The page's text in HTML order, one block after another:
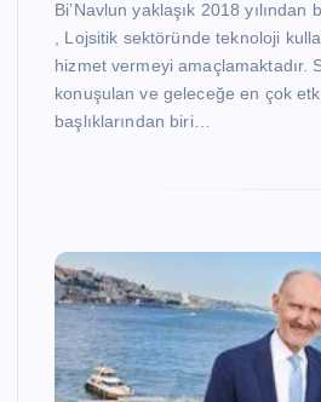
Bi’Navlun yaklaşık 2018 yılından
, Lojsitik sektöründe teknoloji
hizmet vermeyi amaçlamaktadır.
konuşulan ve geleceğe en çok
başlıklarından biri…